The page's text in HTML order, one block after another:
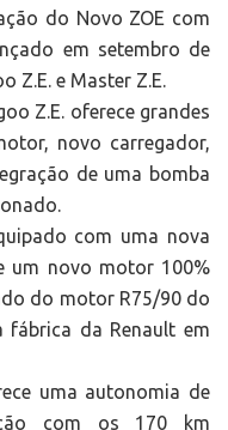
do Novo ZOE com
em setembro de
Z.E. e Master Z.E.
Z.E. oferece grandes
novo carregador,
de uma bomba
com uma nova
um novo motor 100%
do motor R75/90 do
fábrica da Renault em
uma autonomia de
com os 170 km